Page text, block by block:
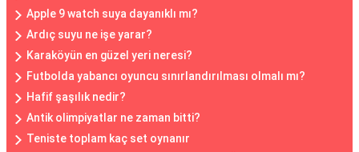
Apple 9 watch suya dayanıklı mı?
Ardıç suyu ne işe yarar?
Karaköyün en güzel yeri neresi?
Futbolda yabancı oyuncu sınırlandırılması olmalı mı?
Hafif şaşılık nedir?
Antik olimpiyatlar ne zaman bitti?
Teniste toplam kaç set oynanır